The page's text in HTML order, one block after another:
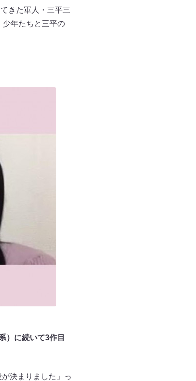
きた軍人・三平三
年たちと三平の
）に続いて3作目
決まりました」っ